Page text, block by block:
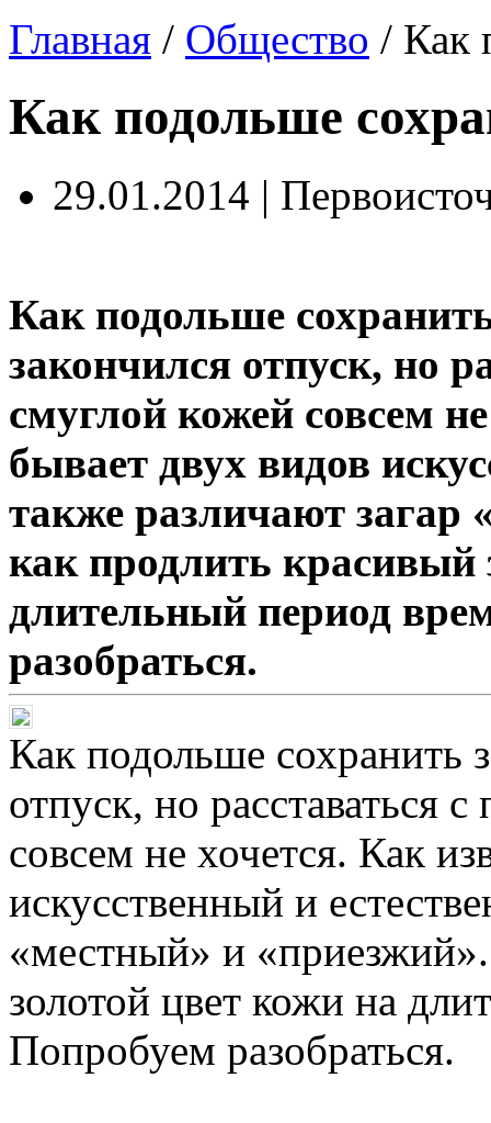
Главная / Общество / Как
Как подольше
29.01.2014 |
Как подольше
закончился отпуск, но
смуглой кожей совсем
бывает двух видов
также различают
как продлить красивый
длительный период
разобраться.
Как подольше сохранить
отпуск, но расставаться
совсем не хочется. Как
искусственный и
«местный» и
золотой цвет кожи на
Попробуем разобраться.